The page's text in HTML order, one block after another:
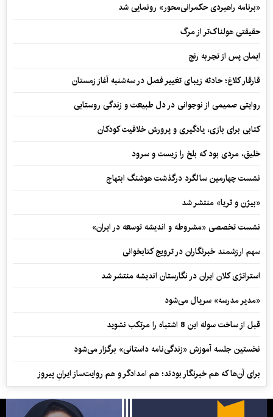
«برنامه راهبردی حکمرانی‌محور» رونمایی شد
حقیقتی هولناک‌تر از مرگ
ایمان پس از تجربه رنج
قارقار کلاغ؛ حادثه زیبای تغییر فصل در سه‌شنبه آغاز زمستان
روایتی صمیمی از نوجوانی در دل طبیعت و زندگی روستایی
کتابی برای بازی، یادگیری و پرورش خلاقیت کودکان
خلیق، مردی بود که بلخ را زیست و سرود
نشست چهارمین سالگرد درگذشت هوشنگ ابتهاج
«بیژن و ثریا» منتشر شد
نشست تخصصی «مشروطه و اندیشه توسعه در ایران»
سهم ارزشمند خبرنگاران در ترویج کتابخوانی
استراتژی کلان ایران در نگارستان اندیشه منتشر شد
«مدیر مدرسه» سریال می‌شود
قبل از ساخت سوله این 8 اشتباه را مرتکب نشوید
نخستین جلسه آموزش «زندگی‌نامه‌ داستانی» برگزار می‌شود
برای آن‌ها که هم خبرنگار بودند؛ هم امدادگر و هم‌ روایت‌ساز ایرانِ پیروز